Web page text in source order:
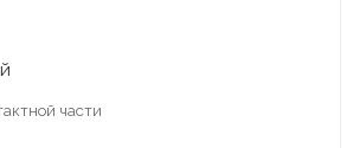
части